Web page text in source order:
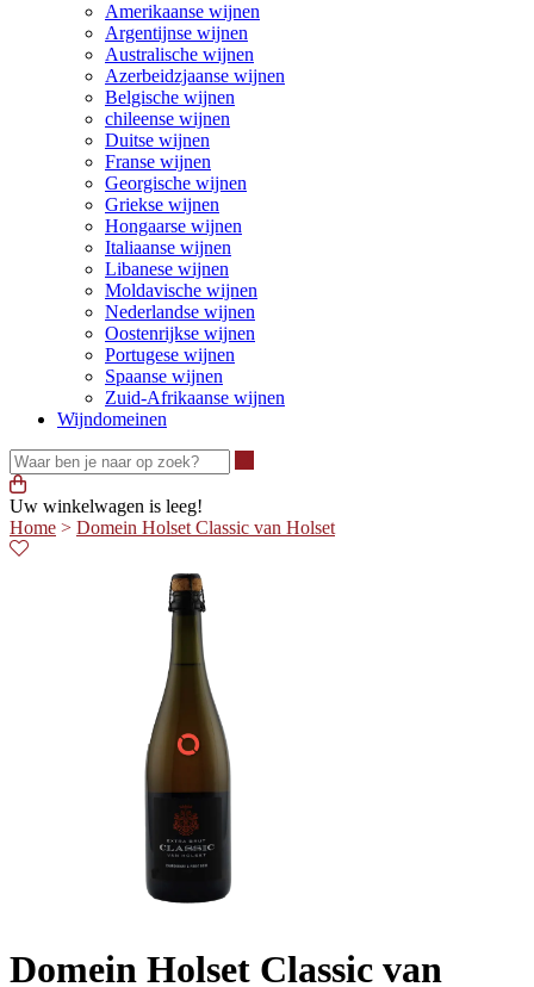
Amerikaanse wijnen
Argentijnse wijnen
Australische wijnen
Azerbeidzjaanse wijnen
Belgische wijnen
chileense wijnen
Duitse wijnen
Franse wijnen
Georgische wijnen
Griekse wijnen
Hongaarse wijnen
Italiaanse wijnen
Libanese wijnen
Moldavische wijnen
Nederlandse wijnen
Oostenrijkse wijnen
Portugese wijnen
Spaanse wijnen
Zuid-Afrikaanse wijnen
Wijndomeinen
Uw winkelwagen is leeg!
Home > Domein Holset Classic van Holset
Domein Holset Classic van